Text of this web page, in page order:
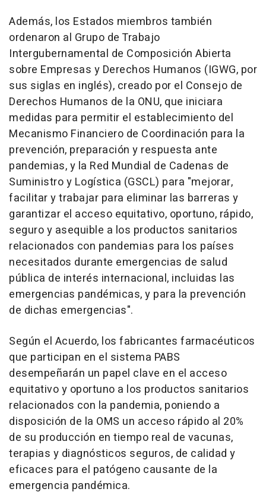
Además, los Estados miembros también
ordenaron al Grupo de Trabajo
Intergubernamental de Composición Abierta
sobre Empresas y Derechos Humanos (IGWG, por
sus siglas en inglés), creado por el Consejo de
Derechos Humanos de la ONU, que iniciara
medidas para permitir el establecimiento del
Mecanismo Financiero de Coordinación para la
prevención, preparación y respuesta ante
pandemias, y la Red Mundial de Cadenas de
Suministro y Logística (GSCL) para "mejorar,
facilitar y trabajar para eliminar las barreras y
garantizar el acceso equitativo, oportuno, rápido,
seguro y asequible a los productos sanitarios
relacionados con pandemias para los países
necesitados durante emergencias de salud
pública de interés internacional, incluidas las
emergencias pandémicas, y para la prevención
de dichas emergencias".
Según el Acuerdo, los fabricantes farmacéuticos
que participan en el sistema PABS
desempeñarán un papel clave en el acceso
equitativo y oportuno a los productos sanitarios
relacionados con la pandemia, poniendo a
disposición de la OMS un acceso rápido al 20%
de su producción en tiempo real de vacunas,
terapias y diagnósticos seguros, de calidad y
eficaces para el patógeno causante de la
emergencia pandémica.